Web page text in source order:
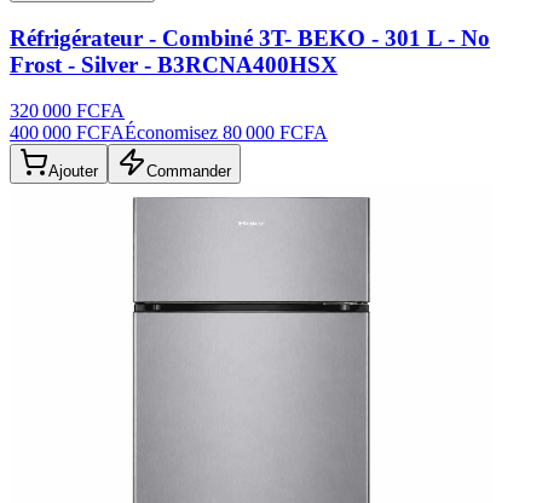
Réfrigérateur - Combiné 3T- BEKO - 301 L - No
Frost - Silver - B3RCNA400HSX
320 000 FCFA
400 000 FCFAÉconomisez 80 000 FCFA
Ajouter Commander